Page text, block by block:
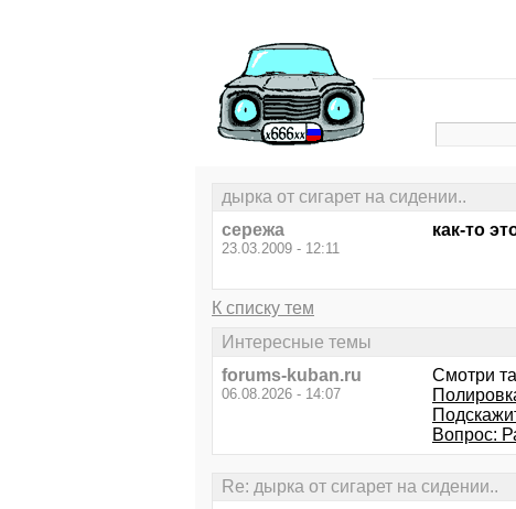
дырка от сигарет на сидении..
сережа
23.03.2009 - 12:11
как-то
К списку тем
Интересные темы
forums-kuban.ru
06.08.2026 - 14:07
Смотри
Вопрос:
Re: дырка от сигарет на сидении..